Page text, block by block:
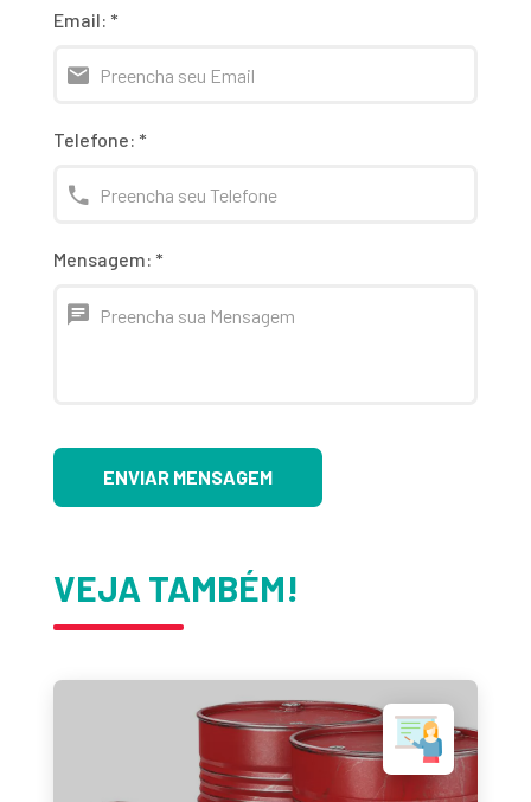
Email: *
Telefone: *
Mensagem: *
ENVIAR MENSAGEM
VEJA TAMBÉM!